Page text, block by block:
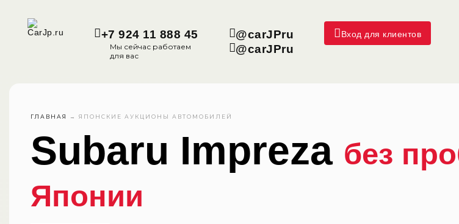
+7 924 11 888 45
Мы сейчас работаем
для вас
@carJPru
@carJPru
Вход для клиентов
ГЛАВНАЯ → ЯПОНСКИЕ АУКЦИОНЫ АВТОМОБИЛЕЙ
Subaru Impreza без
Японии